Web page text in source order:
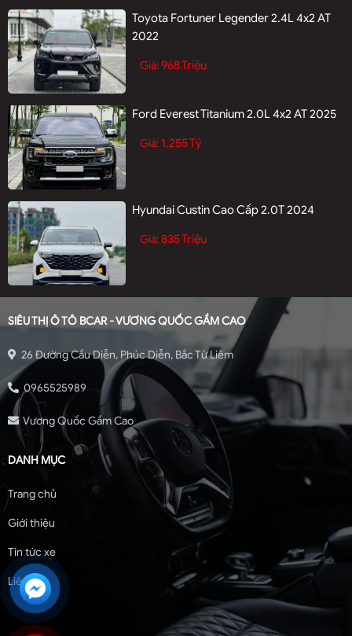
Toyota Fortuner Legender 2.4L 4x2 AT
2022
Giá:968 Triệu
Ford Everest Titanium 2.0L 4x2 AT 2025
Giá: 1,255 Tỷ
Hyundai Custin Cao Cấp 2.0T 2024
Giá:835 Triệu
SIÊU THỊ Ô TÔ BCAR - VƯƠNG QUỐC GẦM CAO
26 Đường Cầu Diễn, Phúc Diễn, Bắc Từ Liêm
0965525989
Vương Quốc Gầm Cao
DANH MỤC
Trang chủ
Giới thiệu
Tin tức xe
Liên hệ